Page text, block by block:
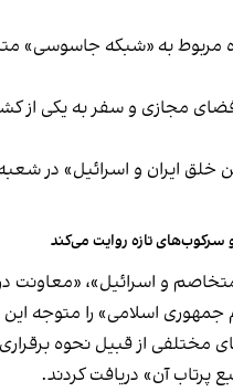
مربوط به «شبکه جاسوسی»
مجازی و سفر به یکی از
ایران و اسرائیل» در شعبه
تازه روایت می‌کند
و اسرائیل»، «معاونت در
اسلامی» را متوجه این
از قبیل نحوه
آن» دریافت کردند.